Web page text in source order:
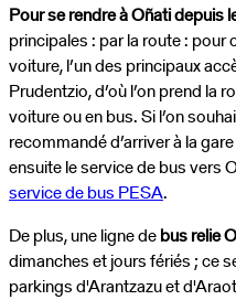
Pour se rendre à Oñati depuis
principales : par la route : pour
voiture, l’un des principaux
Prudentzio, d’où l’on prend la
voiture ou en bus. Si l’on
recommandé d’arriver à la
ensuite le service de bus vers
service de bus PESA.
De plus, une ligne debus relie
dimanches et jours fériés ; ce
parkings d'Arantzazu et